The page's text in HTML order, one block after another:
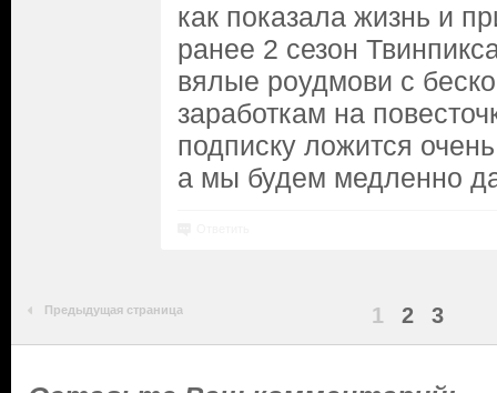
как показала жизнь и
ранее 2 сезон
вялые роудмови с
заработкам на
подписку ложится
а мы будем медленно
Предыдущая страница 1 2 3